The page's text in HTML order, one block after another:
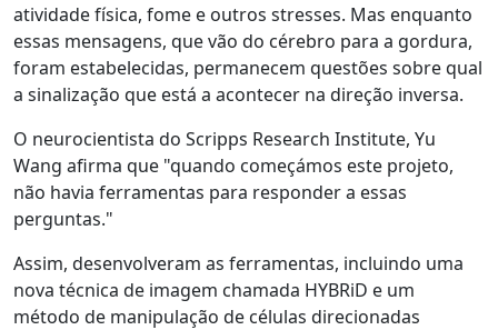
atividade física, fome e outros stresses. Mas enquanto
essas mensagens, que vão do cérebro para a gordura,
foram estabelecidas, permanecem questões sobre qual
a sinalização que está a acontecer na direção inversa.
O neurocientista do Scripps Research Institute, Yu
Wang afirma que "quando começámos este projeto,
não havia ferramentas para responder a essas
perguntas."
Assim, desenvolveram as ferramentas, incluindo uma
nova técnica de imagem chamada HYBRiD e um
método de manipulação de células direcionadas